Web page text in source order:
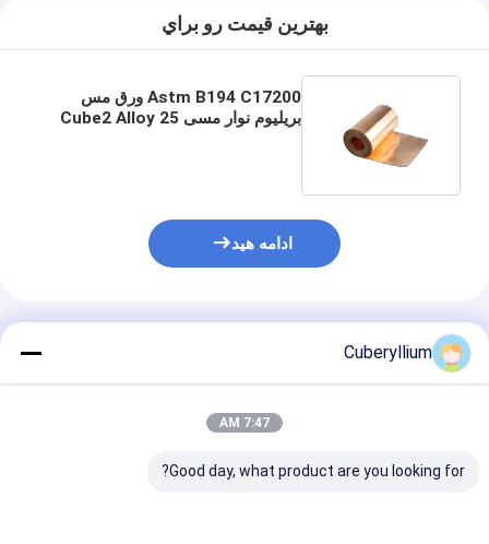
بهترين قيمت رو براي
Astm B194 C17200 ورق مس
بریلیوم نوار مسی Cube2 Alloy 25
ادامه هید
محصولات توصیه شده
Cuberyllium
7:47 AM
Good day, what product are you looking for?